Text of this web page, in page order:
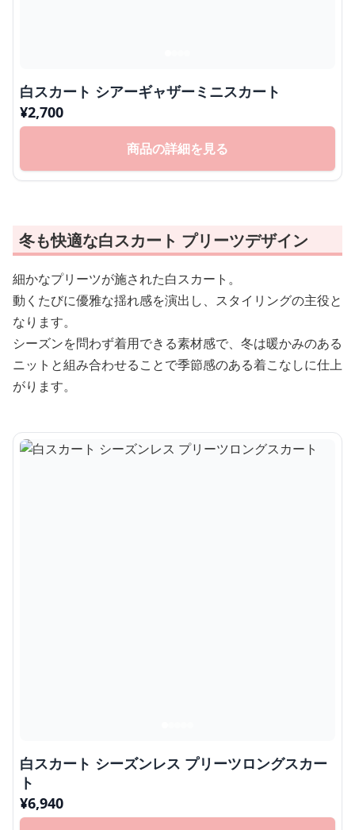
白スカート シアーギャザーミニスカート
¥2,700
商品の詳細を見る
冬も快適な白スカート プリーツデザイン
細かなプリーツが施された白スカート。
動くたびに優雅な揺れ感を演出し、スタイリングの主役と
なります。
シーズンを問わず着用できる素材感で、冬は暖かみのある
ニットと組み合わせることで季節感のある着こなしに仕上
がります。
白スカート シーズンレス プリーツロングスカー
ト
¥6,940